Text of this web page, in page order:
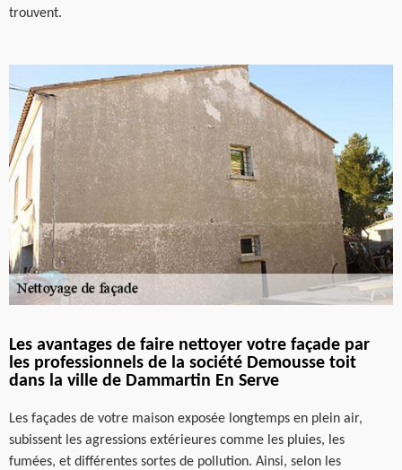
trouvent.
Les avantages de faire nettoyer votre façade par
les professionnels de la société Demousse toit
dans la ville de Dammartin En Serve
Les façades de votre maison exposée longtemps en plein air,
subissent les agressions extérieures comme les pluies, les
fumées, et différentes sortes de pollution. Ainsi, selon les